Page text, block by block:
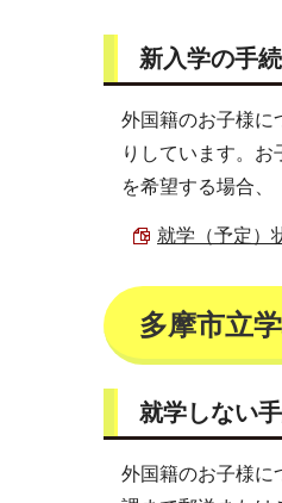
新入学の手
外国籍のお子様に
りしています。
を希望する場合、
就学（予定）
多摩市立
就学しない
外国籍のお子様に